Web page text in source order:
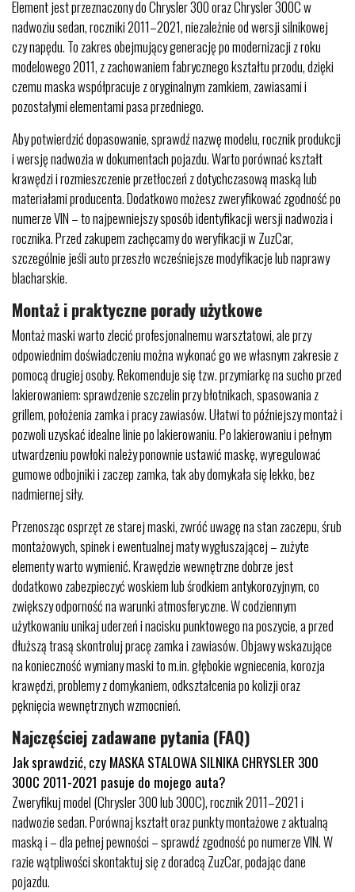
Element jest przeznaczony do Chrysler 300 oraz Chrysler 300C w
nadwoziu sedan, roczniki 2011–2021, niezależnie od wersji silnikowej
czy napędu. To zakres obejmujący generację po modernizacji z roku
modelowego 2011, z zachowaniem fabrycznego kształtu przodu, dzięki
czemu maska współpracuje z oryginalnym zamkiem, zawiasami i
pozostałymi elementami pasa przedniego.
Aby potwierdzić dopasowanie, sprawdź nazwę modelu, rocznik produkcji
i wersję nadwozia w dokumentach pojazdu. Warto porównać kształt
krawędzi i rozmieszczenie przetłoczeń z dotychczasową maską lub
materiałami producenta. Dodatkowo możesz zweryfikować zgodność po
numerze VIN – to najpewniejszy sposób identyfikacji wersji nadwozia i
rocznika. Przed zakupem zachęcamy do weryfikacji w ZuzCar,
szczególnie jeśli auto przeszło wcześniejsze modyfikacje lub naprawy
blacharskie.
Montaż i praktyczne porady użytkowe
Montaż maski warto zlecić profesjonalnemu warsztatowi, ale przy
odpowiednim doświadczeniu można wykonać go we własnym zakresie z
pomocą drugiej osoby. Rekomenduje się tzw. przymiarkę na sucho przed
lakierowaniem: sprawdzenie szczelin przy błotnikach, spasowania z
grillem, położenia zamka i pracy zawiasów. Ułatwi to późniejszy montaż i
pozwoli uzyskać idealne linie po lakierowaniu. Po lakierowaniu i pełnym
utwardzeniu powłoki należy ponownie ustawić maskę, wyregulować
gumowe odbojniki i zaczep zamka, tak aby domykała się lekko, bez
nadmiernej siły.
Przenosząc osprzęt ze starej maski, zwróć uwagę na stan zaczepu, śrub
montażowych, spinek i ewentualnej maty wygłuszającej – zużyte
elementy warto wymienić. Krawędzie wewnętrzne dobrze jest
dodatkowo zabezpieczyć woskiem lub środkiem antykorozyjnym, co
zwiększy odporność na warunki atmosferyczne. W codziennym
użytkowaniu unikaj uderzeń i nacisku punktowego na poszycie, a przed
dłuższą trasą skontroluj pracę zamka i zawiasów. Objawy wskazujące
na konieczność wymiany maski to m.in. głębokie wgniecenia, korozja
krawędzi, problemy z domykaniem, odkształcenia po kolizji oraz
pęknięcia wewnętrznych wzmocnień.
Najczęściej zadawane pytania (FAQ)
Jak sprawdzić, czy MASKA STALOWA SILNIKA CHRYSLER 300
300C 2011-2021 pasuje do mojego auta?
Zweryfikuj model (Chrysler 300 lub 300C), rocznik 2011–2021 i
nadwozie sedan. Porównaj kształt oraz punkty montażowe z aktualną
maską i – dla pełnej pewności – sprawdź zgodność po numerze VIN. W
razie wątpliwości skontaktuj się z doradcą ZuzCar, podając dane
pojazdu.